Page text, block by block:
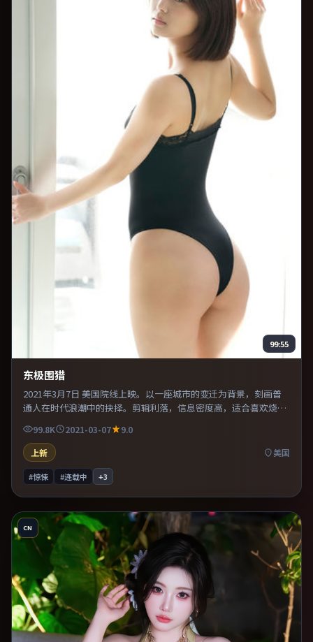
99:55
东极围猎
2021年3月7日 美国院线上映。以一座城市的变迁为背景，刻画普
通人在时代浪潮中的抉择。剪辑利落，信息密度高，适合喜欢烧脑
与推理的观众。整体完成度较高，适合周末一口气看完。
99.8K 2021-03-07
9.0
上新
美国
#惊悚 #连载中 +3
CN